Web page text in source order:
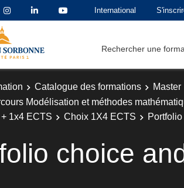
International
Rechercher une
Catalogue des formations Master
Modélisation et méthodes
1x4 ECTS
Choix 1X4 ECTS
choice